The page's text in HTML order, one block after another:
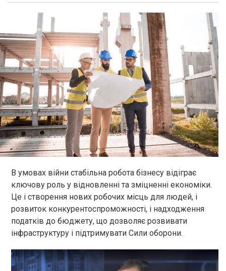
В умовах війни стабільна робота бізнесу відіграє
ключову роль у відновленні та зміцненні економіки.
Це і створення нових робочих місць для людей, і
розвиток конкурентоспроможності, і надходження
податків до бюджету, що дозволяє розвивати
інфраструктуру і підтримувати Сили оборони.